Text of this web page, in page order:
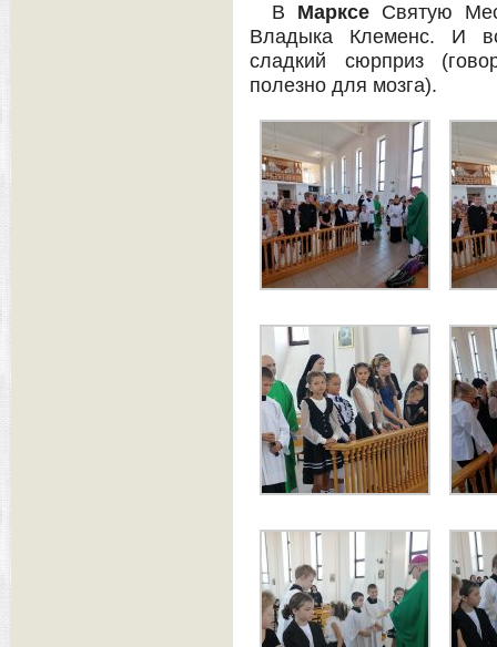
В Марксе Святую
Владыка Клеменс. И
сладкий сюрприз
полезно для мозга).